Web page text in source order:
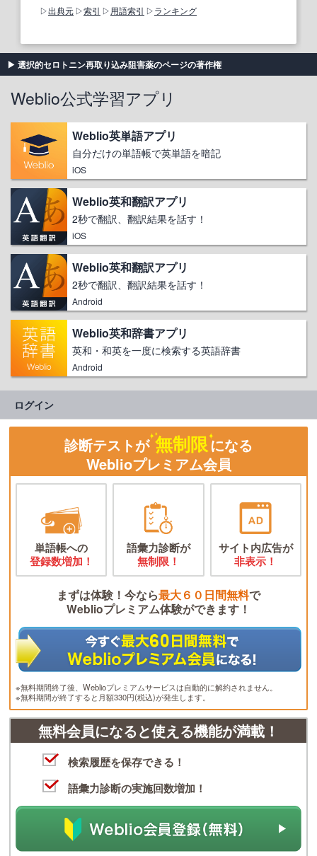
出典元 索引 用語索引 ランキング
選択的セロトニン再取り込み阻害薬のページの著作権
Weblio公式学習アプリ
Weblio英単語アプリ
自分だけの単語帳で英単語を暗記
iOS
Weblio英和翻訳アプリ
2秒で翻訳、翻訳結果を話す！
iOS
Weblio英和翻訳アプリ
2秒で翻訳、翻訳結果を話す！
Android
Weblio英和辞書アプリ
英和・和英を一度に検索する英語辞書
Android
ログイン
診断テストが 無制限になる
Weblioプレミアム会員
単語帳への
登録数増加！
語彙力診断が
無制限！
サイト内広告が
非表示！
まずは体験！今なら最大６０日間無料で
Weblioプレミアム体験ができます！
※無料期間終了後、Weblioプレミアムサービスは自動的に解約されません。
※無料期間が終了すると月額330円(税込)が発生します。
無料会員になると使える機能が満載！
検索履歴を保存できる！
語彙力診断の実施回数増加！